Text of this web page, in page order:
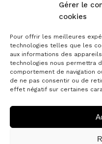
Gérer le
cookies
Pour offrir les meilleures
technologies telles que les
aux informations des
technologies nous permettra
comportement de navigation
de ne pas consentir ou de
effet négatif sur certaines
PARTENAIRE
ANTIPOLIS Palais des